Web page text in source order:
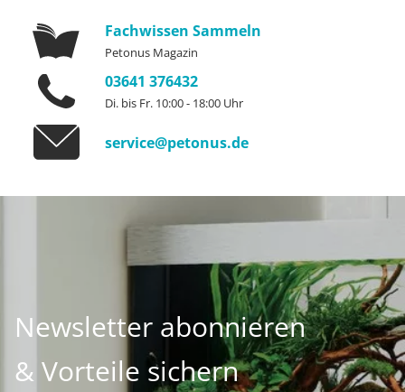
Fachwissen Sammeln
Petonus Magazin
03641 376432
Di. bis Fr. 10:00 - 18:00 Uhr
service@petonus.de
Newsletter abonnieren
& Vorteile sichern